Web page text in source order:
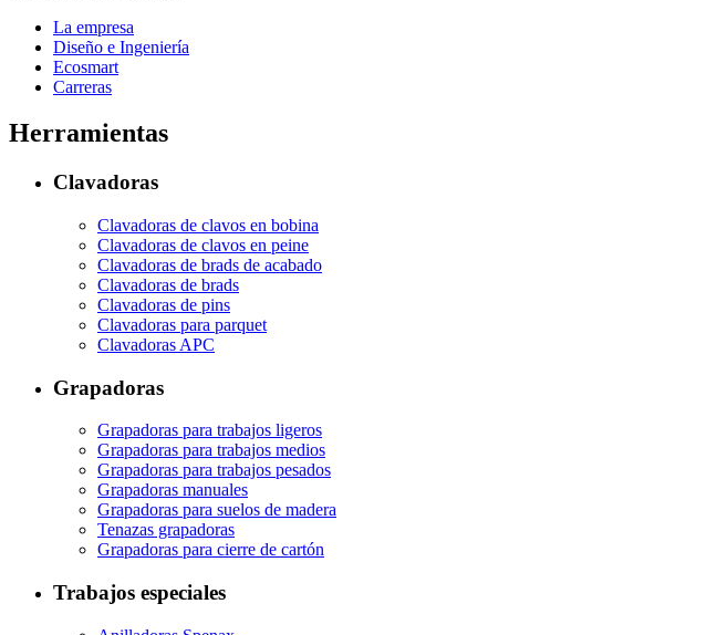
La empresa
Diseño e Ingeniería
Ecosmart
Carreras
Herramientas
Clavadoras
Clavadoras de clavos en bobina
Clavadoras de clavos en peine
Clavadoras de brads de acabado
Clavadoras de brads
Clavadoras de pins
Clavadoras para parquet
Clavadoras APC
Grapadoras
Grapadoras para trabajos ligeros
Grapadoras para trabajos medios
Grapadoras para trabajos pesados
Grapadoras manuales
Grapadoras para suelos de madera
Tenazas grapadoras
Grapadoras para cierre de cartón
Trabajos especiales